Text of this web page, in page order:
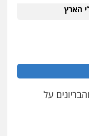
הארץ
על